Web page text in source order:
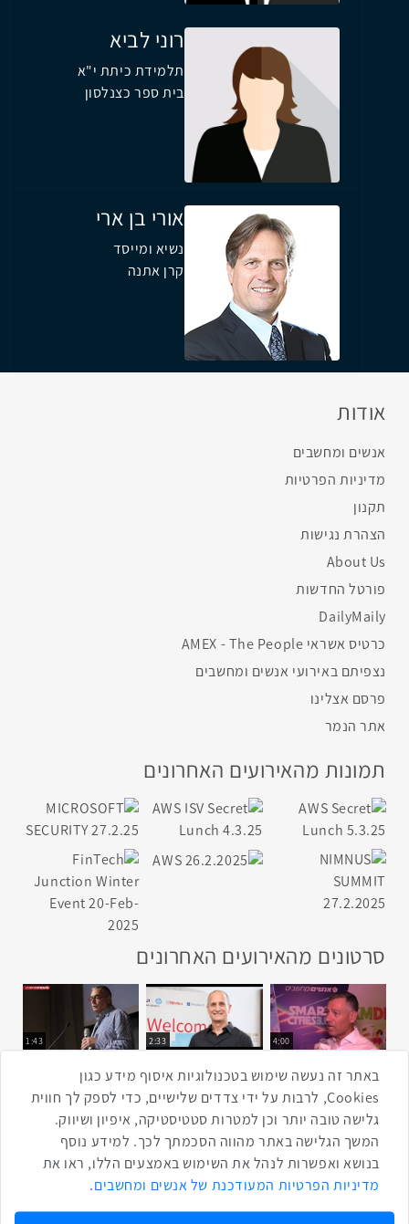
רוני לביא
תלמידת כיתת י"א
בית ספר כצנלסון
אורי בן ארי
נשיא ומייסד
קרן אתנה
אודות
אנשים ומחשבים
מדיניות הפרטיות
תקנון
הצהרת נגישות
About Us
פורטל החדשות
DailyMaily
כרטיס אשראי AMEX - The People
נצפיתם באירועי אנשים ומחשבים
פרסם אצלינו
אתר הנמר
תמונות מהאירועים האחרונים
סרטונים מהאירועים האחרונים
4:00
2:33
1:43
3:52
כנס RPA
1:14
כנס בינת יערות הכרמל
כנס F5
שתפו ברשת
שתף בטוויטרשתף בפייסבוק
שתף בלינקדאין
שתף בווטסאפ
שתף בטלגרם
באתר זה נעשה שימוש בטכנולוגיות איסוף מידע כגון
Cookies, לרבות על ידי צדדים שלישיים, כדי לספק לך חווית
גלישה טובה יותר וכן למטרות סטטיסטיקה, איפיון ושיווק.
המשך הגלישה באתר מהווה הסכמתך לכך. למידע נוסף
בנושא ואפשרות לנהל את השימוש באמצעים הללו, ראו את
מדיניות הפרטיות המעודכנת של אנשים ומחשבים.